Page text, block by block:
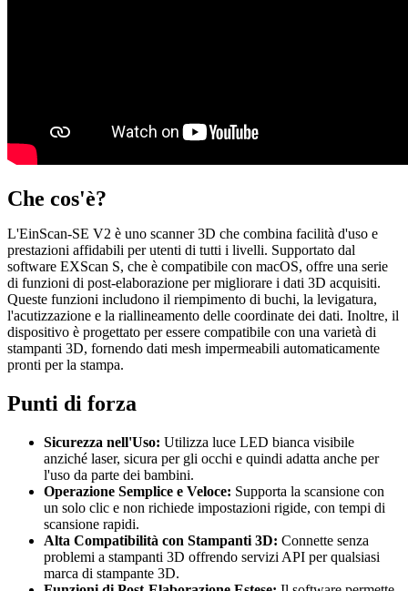
Che cos'è?
L'EinScan-SE V2 è uno scanner 3D che combina facilità d'uso e
prestazioni affidabili per utenti di tutti i livelli. Supportato dal
software EXScan S, che è compatibile con macOS, offre una serie
di funzioni di post-elaborazione per migliorare i dati 3D acquisiti.
Queste funzioni includono il riempimento di buchi, la levigatura,
l'acutizzazione e la riallineamento delle coordinate dei dati. Inoltre, il
dispositivo è progettato per essere compatibile con una varietà di
stampanti 3D, fornendo dati mesh impermeabili automaticamente
pronti per la stampa.
Punti di forza
Sicurezza nell'Uso: Utilizza luce LED bianca visibile
anziché laser, sicura per gli occhi e quindi adatta anche per
l'uso da parte dei bambini.
Operazione Semplice e Veloce: Supporta la scansione con
un solo clic e non richiede impostazioni rigide, con tempi di
scansione rapidi.
Alta Compatibilità con Stampanti 3D: Connette senza
problemi a stampanti 3D offrendo servizi API per qualsiasi
marca di stampante 3D.